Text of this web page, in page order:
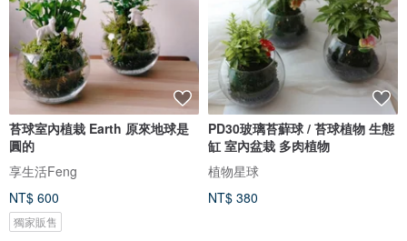
苔球室內植栽 Earth 原來地球是
圓的
享生活Feng
NT$ 600
獨家販售
PD30玻璃苔蘚球 / 苔球植物 生態
缸 室內盆栽 多肉植物
植物星球
NT$ 380